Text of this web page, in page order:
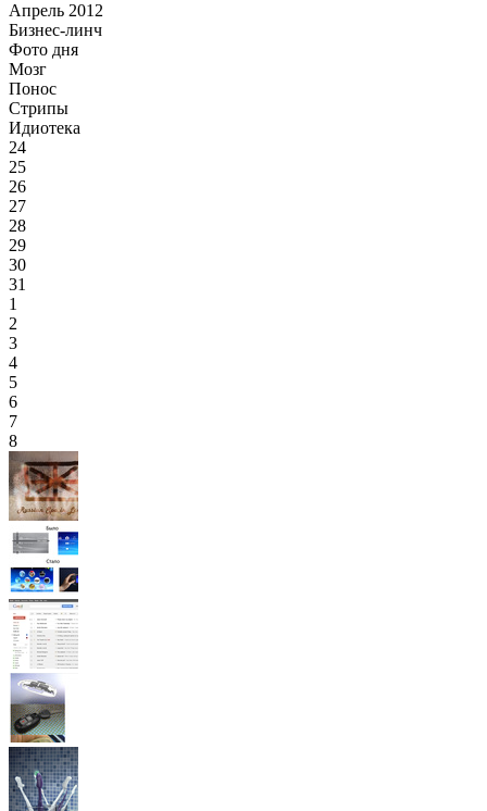
Апрель 2012
Бизнес-линч
Фото дня
Мозг
Понос
Стрипы
Идиотека
24
25
26
27
28
29
30
31
1
2
3
4
5
6
7
8